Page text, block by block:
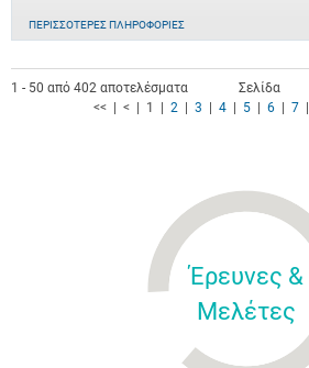
ΠΕΡΙΣΣΌΤΕΡΕΣ ΠΛΗΡΟΦΟΡΊΕΣ
1 - 50 από 402 αποτελέσματα
Σελίδα
<< | < | 1 | 2| 3 4| 5| 6| 7|
Έρευνες &
Μελέτες